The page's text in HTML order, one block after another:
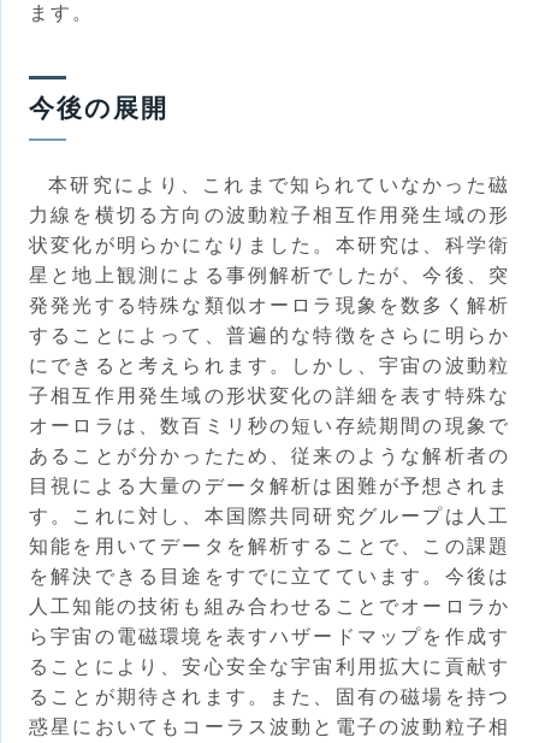
ます。
今後の展開
本研究により、これまで知られていなかった磁
力線を横切る方向の波動粒子相互作用発生域の形
状変化が明らかになりました。本研究は、科学衛
星と地上観測による事例解析でしたが、今後、突
発発光する特殊な類似オーロラ現象を数多く解析
することによって、普遍的な特徴をさらに明らか
にできると考えられます。しかし、宇宙の波動粒
子相互作用発生域の形状変化の詳細を表す特殊な
オーロラは、数百ミリ秒の短い存続期間の現象で
あることが分かったため、従来のような解析者の
目視による大量のデータ解析は困難が予想されま
す。これに対し、本国際共同研究グループは人工
知能を用いてデータを解析することで、この課題
を解決できる目途をすでに立てています。今後は
人工知能の技術も組み合わせることでオーロラか
ら宇宙の電磁環境を表すハザードマップを作成す
ることにより、安心安全な宇宙利用拡大に貢献す
ることが期待されます。また、固有の磁場を持つ
惑星においてもコーラス波動と電子の波動粒子相